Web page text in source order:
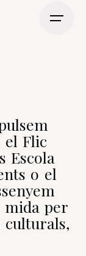
Flic
Escola
o el
per
culturals,